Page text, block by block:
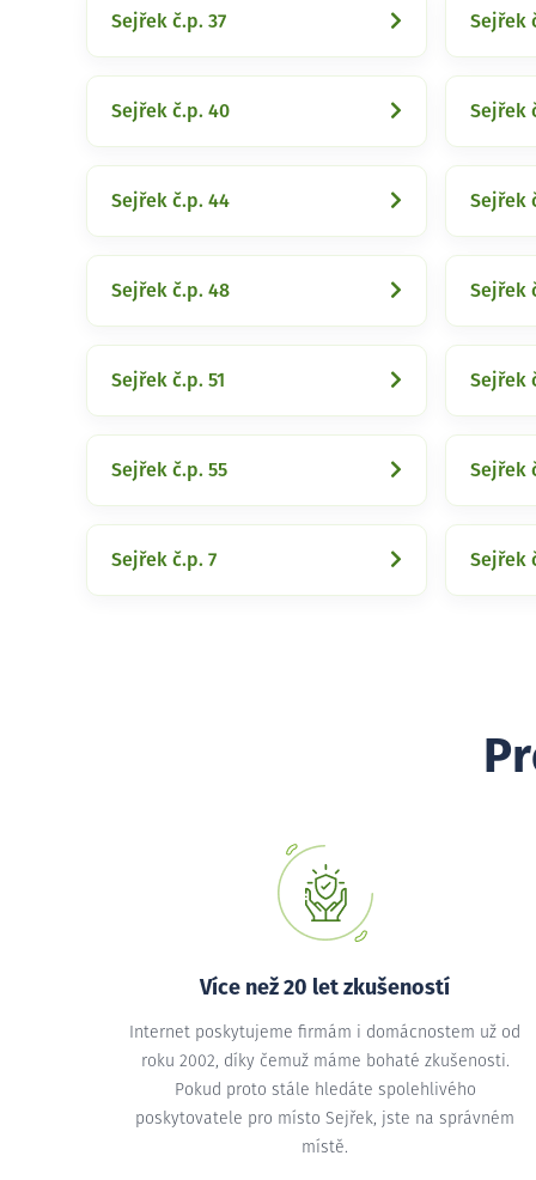
Sejřek č.p. 37 Sejřek
Sejřek č.p. 40 Sejřek
Sejřek č.p. 44 Sejřek
Sejřek č.p. 48 Sejřek
Sejřek č.p. 51 Sejřek
Sejřek č.p. 55 Sejřek
Sejřek č.p. 7 Sejřek
Více než 20 let zkušeností
Internet poskytujeme firmám i domácnostem už od
roku 2002, díky čemuž máme bohaté zkušenosti.
Pokud proto stále hledáte spolehlivého
poskytovatele pro místo Sejřek, jste na správném
místě.